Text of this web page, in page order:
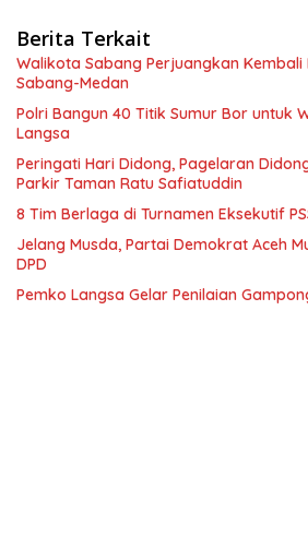
Berita Terkait
Walikota Sabang Perjuangkan Kembali
Sabang-Medan
Polri Bangun 40 Titik Sumur Bor untuk
Langsa
Peringati Hari Didong, Pagelaran
Parkir Taman Ratu Safiatuddin
8 Tim Berlaga di Turnamen Eksekutif
Jelang Musda, Partai Demokrat Aceh
DPD
Pemko Langsa Gelar Penilaian